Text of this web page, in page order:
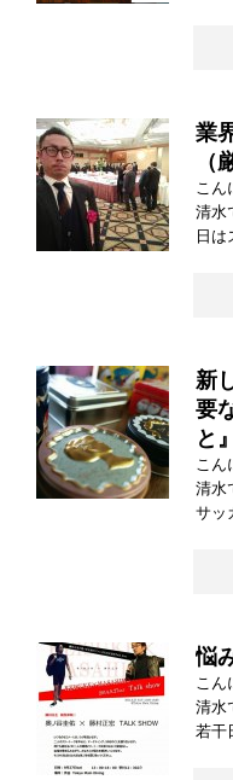
業
（
こん
清水
日は
新
要
と』
こん
清水
サッ
悩
こん
清水
若干